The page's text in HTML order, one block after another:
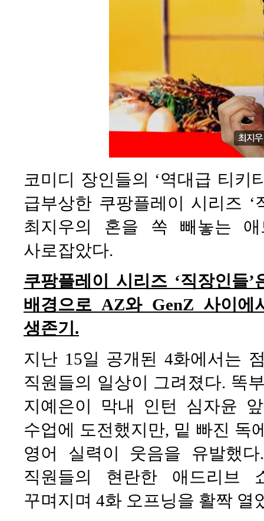
코미디 장인들의 ‘역대급 티키
급부상한 쿠팡플레이 시리즈
최지우의 혼을 쏙 빼놓는 애
사로잡았다.
쿠팡플레이 시리즈 ‘직장인들
배경으로 AZ와 GenZ 사이에
생존기.
지난 15일 공개된 4화에서는
직원들의 일상이 그려졌다. 똑
지예은이 막내 인턴 심자윤
수업에 도전했지만, 밑 빠진 독
영어 실력이 웃음을 유발했
직원들의 현란한 애드리브
꾸며지며 4화 오프닝을 활짝 열